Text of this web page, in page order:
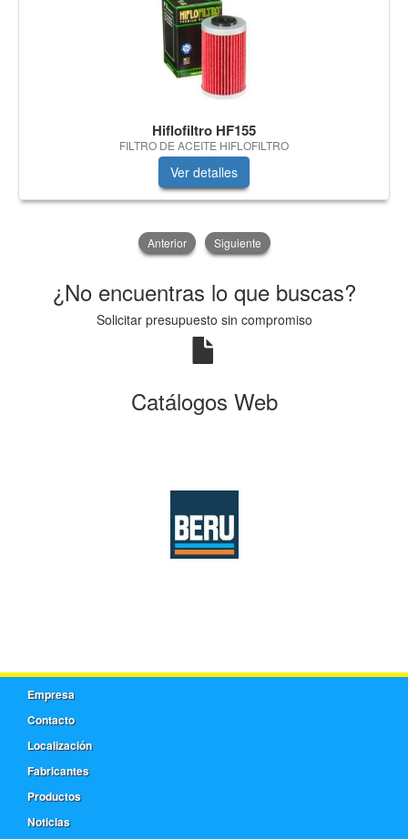
Hiflofiltro HF155
FILTRO DE ACEITE HIFLOFILTRO
Ver detalles
Anterior Siguiente
¿No encuentras lo que buscas?
Solicitar presupuesto sin compromiso
Catálogos Web
Empresa
Contacto
Localización
Fabricantes
Productos
Noticias